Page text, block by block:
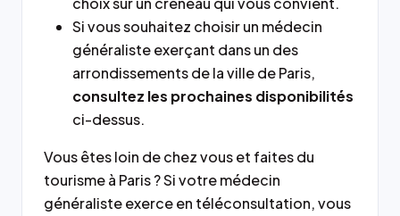
Si vous souhaitez choisir un médecin
généraliste exerçant dans un des
arrondissements de la ville de Paris,
consultez les prochaines disponibilités
ci-dessus.
Vous êtes loin de chez vous et faites du
tourisme à Paris ? Si votre médecin
généraliste exerce en téléconsultation, vous